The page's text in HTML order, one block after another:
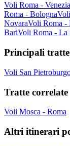
Voli Roma - Venezia
Roma - Bologna
NovaraVoli Roma -
BariVoli Roma - La
Principali
Voli San
Tratte correlate
Voli Mosca - Roma
Altri itinerari